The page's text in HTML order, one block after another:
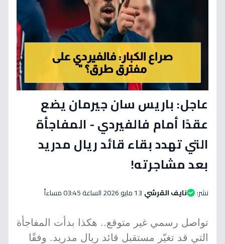
عاجل: باريس سان جيرمان يضع
عقدًا أمام فالفيردي - المفاجأة
التي تهدد بقاء قائد ريال مدريد
بعد مشاجرته!
نشر: نايف القرشي 13 مايو 2026 الساعة 03:45 مساءاً
تواصل رسمي غير متوقع.. هكذا بدأت المفاجأة
التي قد تغيّر مستقبل قائد ريال مدريد. وفقًا